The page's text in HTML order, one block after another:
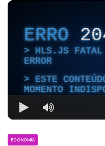
ERRO
HLS.JS FATAL
ERROR
ESTE
MOMENTO
ECONOMIA